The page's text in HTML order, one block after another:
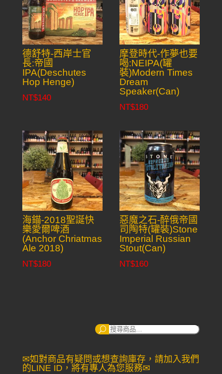
德舒特-西岸士官
長:帝國
IPA(Deschutes
Hop Henge)
NT$140
摩登時代-作夢也要
喝:NEIPA(罐
裝)Modern Times
Dream
Speaker(Can)
NT$180
海錨-2018聖誕快
樂愛爾啤酒
(Anchor Chriatmas
Ale 2018)
NT$180
惡魔之石-醉俄帝國
司陶特(罐裝)Stone
Imperial Russian
Stout(Can)
NT$160
搜
✉如對商品有疑問或想查詢庫存，請加入我們
的LINE ID，將有專人為您服務✉